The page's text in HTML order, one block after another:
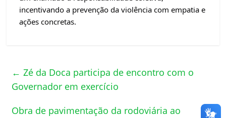
incentivando a prevenção da violência com empatia e
ações concretas.
← Zé da Doca participa de encontro com o
Governador em exercício
Obra de pavimentação da rodoviária ao